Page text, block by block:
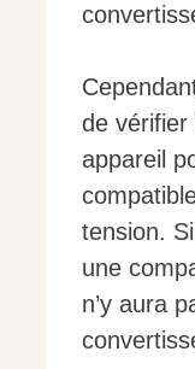
de vérifier
appareil
tension.
une
n’y aura